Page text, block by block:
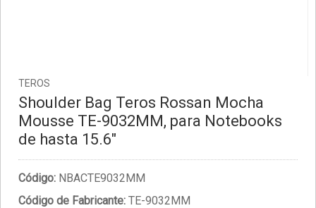
TEROS
Shoulder Bag Teros Rossan Mocha
Mousse TE-9032MM, para Notebooks
de hasta 15.6"
Código: NBACTE9032MM
Código de Fabricante: TE-9032MM